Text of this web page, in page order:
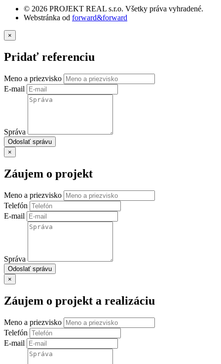
© 2026 PROJEKT REAL s.r.o. Všetky práva vyhradené.
Webstránka od forward&forward
×
Pridať referenciu
Meno a priezvisko
E-mail
Správa
Odoslať správu
×
Záujem o projekt
Meno a priezvisko
Telefón
E-mail
Správa
Odoslať správu
×
Záujem o projekt a realizáciu
Meno a priezvisko
Telefón
E-mail